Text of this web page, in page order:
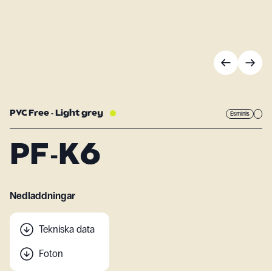
PVC Free - Light grey Esminis
PF-K6
Nedladdningar
Tekniska data
Foton